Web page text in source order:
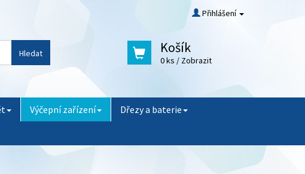
Přihlášení
Hledat Košík
0 ks / Zobrazit
Výčepní zařízení
Dřezy a baterie